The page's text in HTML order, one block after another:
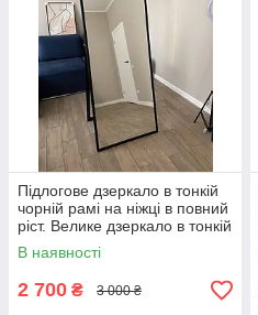
Підлогове дзеркало в тонкій
чорній рамі на ніжці в повний
ріст. Велике дзеркало в тонкій
білій, чорній рамі
В наявності
2 700 ₴ 3 000 ₴